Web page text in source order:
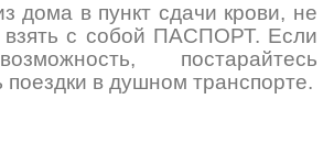
дома в пункт сдачи крови, не
взять с собой ПАСПОРТ. Если
постарайтесь
поездки в душном транспорте.